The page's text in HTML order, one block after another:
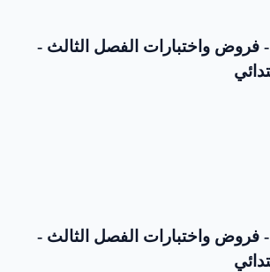
الموضوع رقم 53 - فروض واختبارات الفصل الثالث -
الموضوع رقم 52 - فروض واختبارات الفصل الثالث -